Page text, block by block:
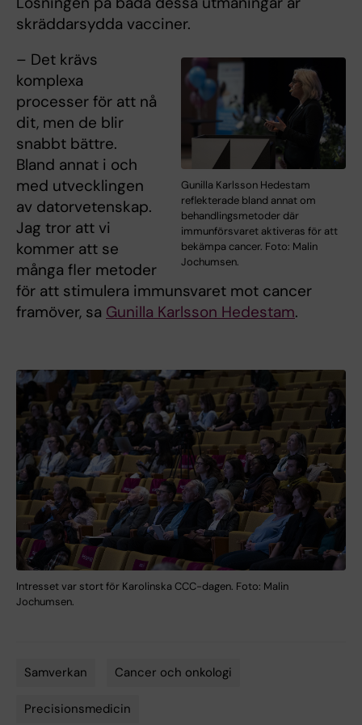
skräddarsydda vacciner.
Gunilla Karlsson Hedestam
reflekterade bland annat om
behandlingsmetoder där
immunförsvaret aktiveras för att
bekämpa cancer. Foto: Malin
Jochumsen.
– Det krävs
komplexa
processer för att nå
dit, men de blir
snabbt bättre.
Bland annat i och
med utvecklingen
av datorvetenskap.
Jag tror att vi
kommer att se
många fler metoder
för att stimulera immunsvaret mot cancer
framöver, sa Gunilla Karlsson Hedestam.
Intresset var stort för Karolinska CCC-dagen. Foto: Malin
Jochumsen.
Samverkan Cancer och onkologi
Precisionsmedicin